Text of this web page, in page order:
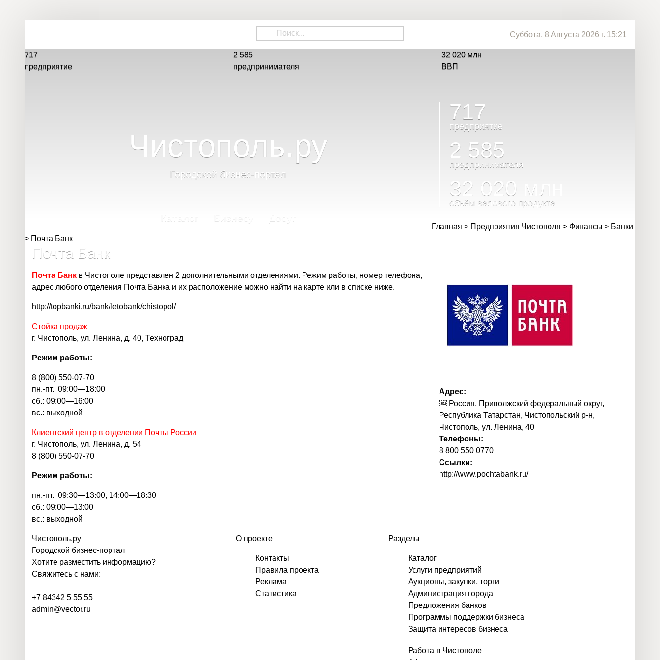
Суббота, 8 Августа 2026 г. 15:21
717
предприятие
2 585
предпринимателя
32 020 млн
ВВП
Чистополь.ру
Городской бизнес-портал
Каталог Бизнесу Досуг
717
предприятие
2 585
предпринимателя
32 020 млн
объём валового продукта
Главная > Предприятия Чистополя > Финансы > Банки
> Почта Банк
Почта Банк
Почта Банк в Чистополе представлен 2 дополнительными отделениями. Режим работы, номер телефона,
адрес любого отделения Почта Банка и их расположение можно найти на карте или в списке ниже.
http://topbanki.ru/bank/letobank/chistopol/
Стойка продаж
г. Чистополь, ул. Ленина, д. 40, Техноград
Режим работы:
8 (800) 550-07-70
пн.-пт.: 09:00—18:00
сб.: 09:00—16:00
вс.: выходной
Клиентский центр в отделении Почты России
г. Чистополь, ул. Ленина, д. 54
8 (800) 550-07-70
Режим работы:
пн.-пт.: 09:30—13:00, 14:00—18:30
сб.: 09:00—13:00
вс.: выходной
Адрес:
￼ Россия, Приволжский федеральный округ,
Республика Татарстан, Чистопольский р-н,
Чистополь, ул. Ленина, 40
Телефоны:
8 800 550 0770
Ссылки:
http://www.pochtabank.ru/
Чистополь.ру
Городской бизнес-портал
Хотите разместить информацию?
Свяжитесь с нами:
+7 84342 5 55 55
admin@vector.ru
О проекте
Контакты
Правила проекта
Реклама
Статистика
Разделы
Каталог
Услуги предприятий
Аукционы, закупки, торги
Администрация города
Предложения банков
Программы поддержки бизнеса
Защита интересов бизнеса
Работа в Чистополе